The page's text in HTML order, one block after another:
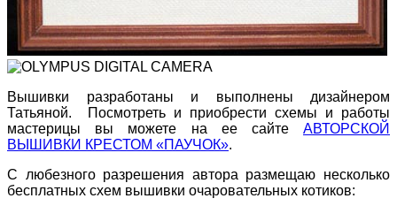
Вышивки разработаны и выполнены дизайнером
Татьяной. Посмотреть и приобрести схемы и работы
мастерицы вы можете на ее сайте АВТОРСКОЙ
ВЫШИВКИ КРЕСТОМ «ПАУЧОК».
С любезного разрешения автора размещаю несколько
бесплатных схем вышивки очаровательных котиков: